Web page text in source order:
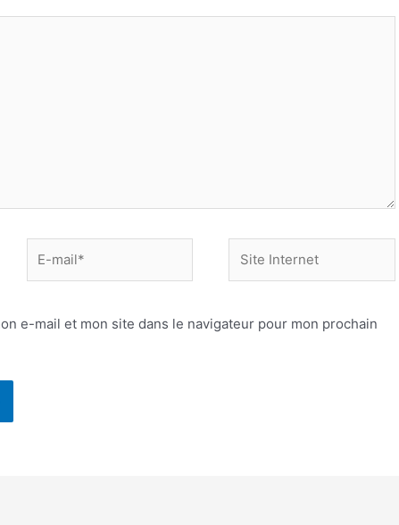
mail*
Internet
e-mail et mon site dans le navigateur pour mon prochain